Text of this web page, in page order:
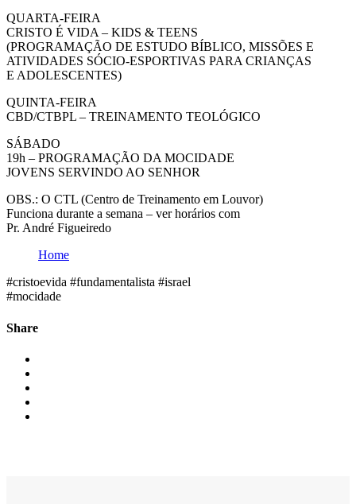
QUARTA-FEIRA
CRISTO É VIDA – KIDS & TEENS
(PROGRAMAÇÃO DE ESTUDO BÍBLICO, MISSÕES E
ATIVIDADES SÓCIO-ESPORTIVAS PARA CRIANÇAS
E ADOLESCENTES)
QUINTA-FEIRA
CBD/CTBPL – TREINAMENTO TEOLÓGICO
SÁBADO
19h – PROGRAMAÇÃO DA MOCIDADE
JOVENS SERVINDO AO SENHOR
OBS.: O CTL (Centro de Treinamento em Louvor)
Funciona durante a semana – ver horários com
Pr. André Figueiredo
Home
#cristoevida #fundamentalista #israel
#mocidade
Share